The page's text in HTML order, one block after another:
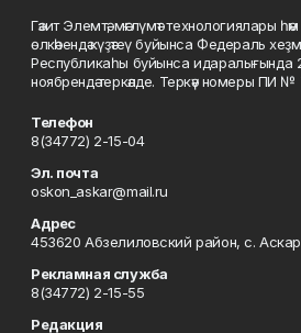
Гәзит Элемтә, мәғлүмәт технологиялары
өлкәһендә күҙәтеү буйынса Федераль
Республикаһы буйынса идаралығында
ноябрендә теркәлде. Теркәү номеры ПИ
Телефон
8(34772) 2-15-04
Эл. почта
oskon_askar@mail.ru
Адрес
453620 Абзелиловский район, с.
Рекламная служба
8(34772) 2-15-55
Редакция